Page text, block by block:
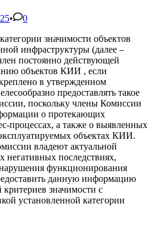
•
0
значимости объектов
инфраструктуры (далее –
постоянно действующей
объектов КИИ , если
в утвержденном
предоставлять такое
поскольку члены Комиссии
о протекающих
процессах, а также о выявленных
объектах КИИ.
владеют актуальной
последствиях,
функционирования
данную информацию
критериев значимости с
установленной категории